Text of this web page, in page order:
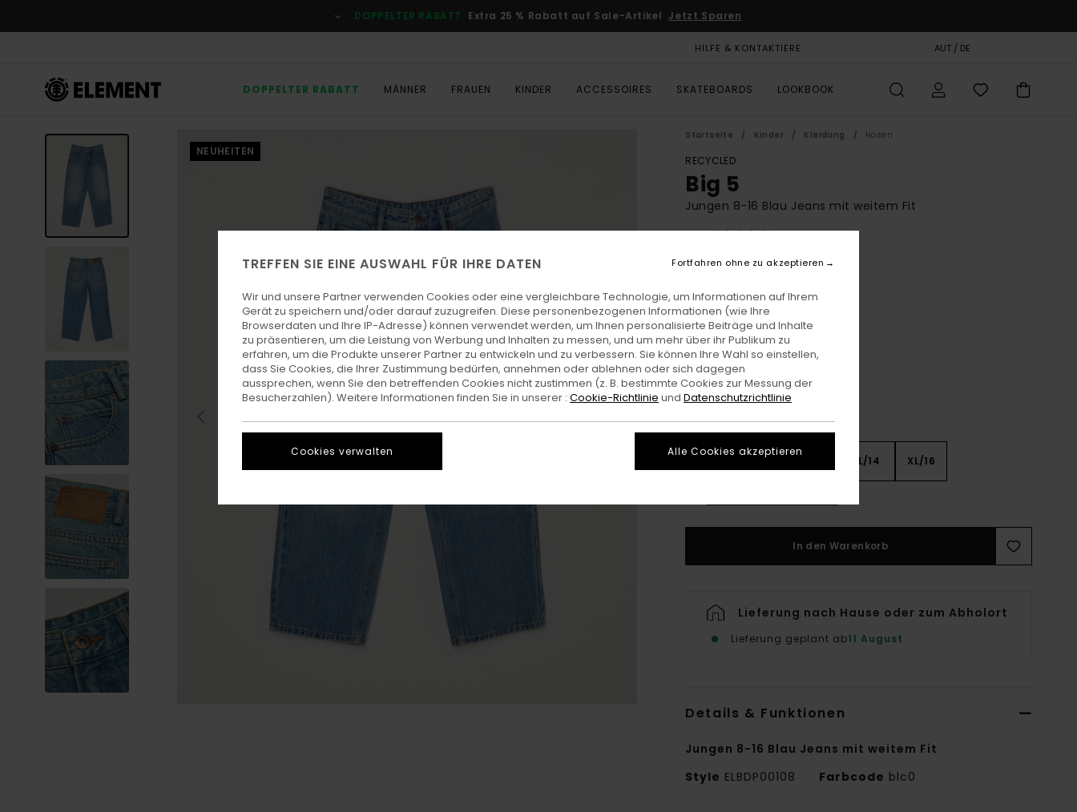
Produktinformation
DOPPELTER RABATT Extra 25 % Rabatt auf Sale-Artikel Jetzt Sparen
HILFE & KONTAKTIERE AUT / DE
DOPPELTER RABATT MÄNNER FRAUEN KINDER ACCESSOIRES SKATEBOARDS LOOKBOOK
NEUHEITEN
Startseite Kinder Kleidung Hosen
RECYCLED
Big 5
Jungen 8-16 Blau Jeans mit weitem Fit
5.0
ECO-BONUS
FarbeWorn Indigo
S/10 L/14 XL/16
In den Warenkorb
Lieferung nach Hause oder zum Abholort
Lieferung geplant ab11 August
Details & Funktionen
Jungen 8-16 Blau Jeans mit weitem Fit
Style ELBDP00108 Farbcode blc0
TREFFEN SIE EINE AUSWAHL FÜR IHRE DATEN
Wir und unsere Partner verwenden Cookies oder eine vergleichbare Technologie, um Informationen auf Ihrem
Gerät zu speichern und/oder darauf zuzugreifen. Diese personenbezogenen Informationen (wie Ihre
Browserdaten und Ihre IP-Adresse) können verwendet werden, um Ihnen personalisierte Beiträge und Inhalte
zu präsentieren, um die Leistung von Werbung und Inhalten zu messen, und um mehr über ihr Publikum zu
erfahren, um die Produkte unserer Partner zu entwickeln und zu verbessern. Sie können Ihre Wahl so einstellen,
dass Sie Cookies, die Ihrer Zustimmung bedürfen, annehmen oder ablehnen oder sich dagegen
aussprechen, wenn Sie den betreffenden Cookies nicht zustimmen (z. B. bestimmte Cookies zur Messung der
Besucherzahlen). Weitere Informationen finden Sie in unserer : Cookie-Richtlinie und Datenschutzrichtlinie
Cookies verwalten
Fortfahren ohne zu akzeptieren
Alle Cookies akzeptieren